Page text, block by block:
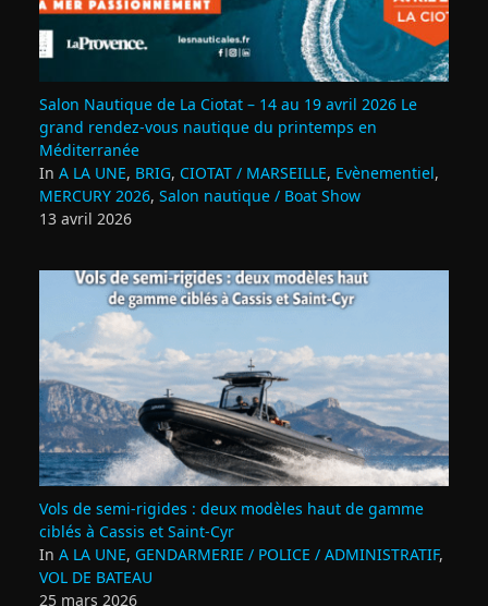
Salon Nautique de La Ciotat – 14 au 19 avril 2026 Le
grand rendez‑vous nautique du printemps en
Méditerranée
In A LA UNE, BRIG, CIOTAT / MARSEILLE, Evènementiel,
MERCURY 2026, Salon nautique / Boat Show
13 avril 2026
Vols de semi‑rigides : deux modèles haut de gamme
ciblés à Cassis et Saint‑Cyr
In A LA UNE, GENDARMERIE / POLICE / ADMINISTRATIF,
VOL DE BATEAU
25 mars 2026